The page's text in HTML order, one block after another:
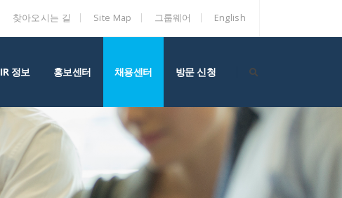
찾아오시는 길 Site Map 그룹웨어 English
IR 정보 홍보센터 채용센터 방문 신청